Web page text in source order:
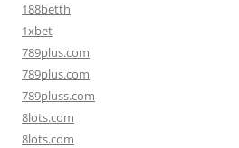
188betth
1xbet
789plus.com
789plus.com
789pluss.com
8lots.com
8lots.com